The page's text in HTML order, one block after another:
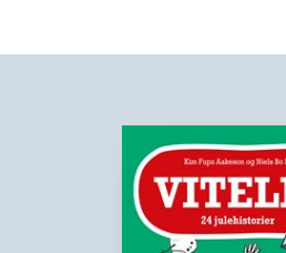
onde nisse.
kæresterier, familie - og lidt om
Masser af flotte illustrationer af